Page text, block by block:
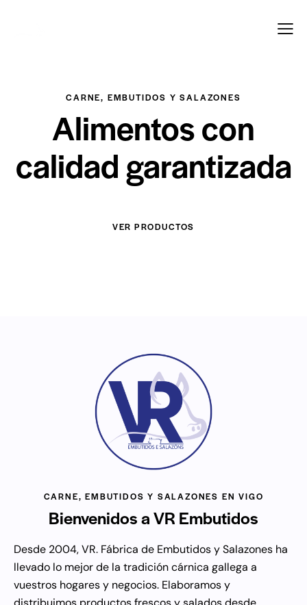
CARNE, EMBUTIDOS Y SALAZONES
Alimentos con
calidad garantizada
VER PRODUCTOS
CARNE, EMBUTIDOS Y SALAZONES EN VIGO
Bienvenidos a VR Embutidos
Desde 2004, VR. Fábrica de Embutidos y Salazones ha
llevado lo mejor de la tradición cárnica gallega a
vuestros hogares y negocios. Elaboramos y